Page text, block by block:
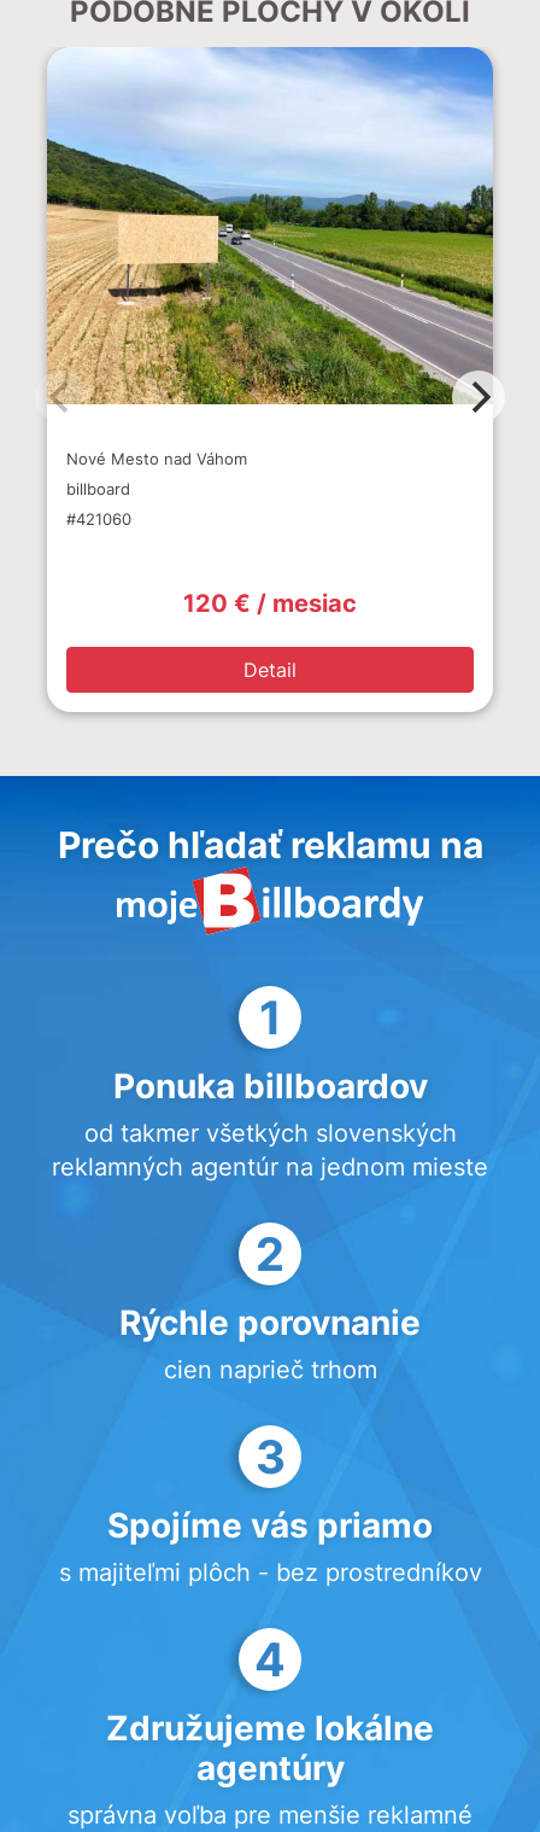
PODOBNÉ PLOCHY V OKOLÍ
Nové Mesto nad Váhom
billboard
#421060
120 € / mesiac
Detail
Prečo hľadať reklamu na
1
Ponuka billboardov
od takmer všetkých slovenských
reklamných agentúr na jednom mieste
2
Rýchle porovnanie
cien naprieč trhom
3
Spojíme vás priamo
s majiteľmi plôch - bez prostredníkov
4
Združujeme lokálne
agentúry
správna voľba pre menšie reklamné